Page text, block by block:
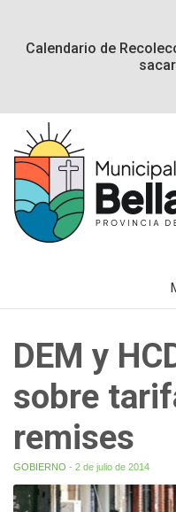
Calendario de
DEM y
sobre
remises
GOBIERNO - 2 de julio de 2014